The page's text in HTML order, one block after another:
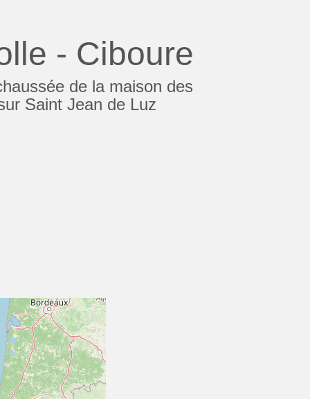
- Ciboure
de la maison des
Saint Jean de Luz